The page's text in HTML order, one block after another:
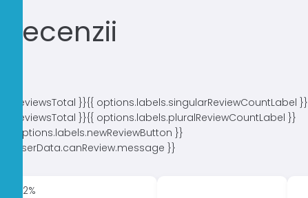
Recenzii
{{ reviewsTotal }}{{ options.labels.singularReviewCountLabel }}
{{ reviewsTotal }}{{ options.labels.pluralReviewCountLabel }}
{{ options.labels.newReviewButton }}
{{ userData.canReview.message }}
-32%